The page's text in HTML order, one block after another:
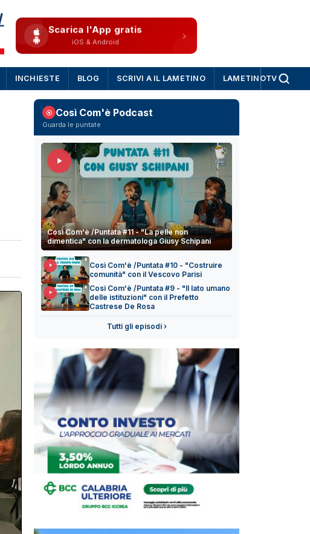
Scarica l'App gratis
iOS & Android
INCHIESTE BLOG SCRIVI A IL LAMETINO LAMETINOTV
Così Com'è Podcast
Guarda le puntate
Così Com'è /Puntata #11 - "La pelle non
dimentica" con la dermatologa Giusy Schipani
Così Com'è /Puntata #10 - "Costruire
comunità" con il Vescovo Parisi
Così Com'è /Puntata #9 - "Il lato umano
delle istituzioni" con il Prefetto
Castrese De Rosa
Tutti gli episodi ›